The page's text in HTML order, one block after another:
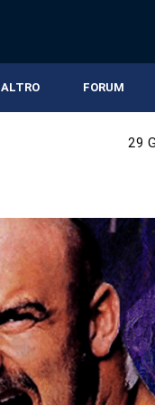
ALTRO FORUM
29